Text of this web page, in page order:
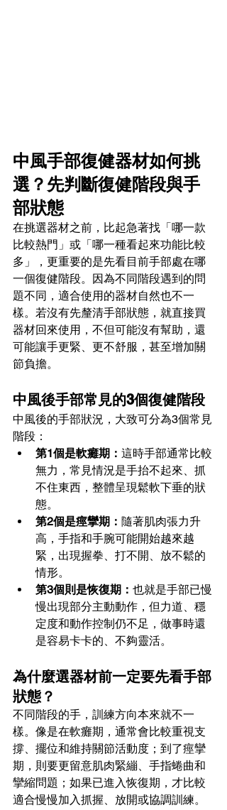
中風手部復健器材如何挑
選？先判斷復健階段與手
部狀態
在挑選器材之前，比起急著找「哪一款
比較熱門」或「哪一種看起來功能比較
多」，更重要的是先看目前手部處在哪
一個復健階段。因為不同階段遇到的問
題不同，適合使用的器材自然也不一
樣。若沒有先釐清手部狀態，就直接買
器材回來使用，不但可能沒有幫助，還
可能讓手更緊、更不舒服，甚至增加關
節負擔。
中風後手部常見的3個復健階段
中風後的手部狀況，大致可分為3個常見
階段：
第1個是軟癱期： 這時手部通常比較
無力，常見情況是手抬不起來、抓
不住東西，整體呈現鬆軟下垂的狀
態。
第2個是痙攣期： 隨著肌肉張力升
高，手指和手腕可能開始越來越
緊，出現握拳、打不開、放不鬆的
情形。
第3個則是恢復期： 也就是手部已慢
慢出現部分主動動作，但力道、穩
定度和動作控制仍不足，做事時還
是容易卡卡的、不夠靈活。
為什麼選器材前一定要先看手部
狀態？
不同階段的手，訓練方向本來就不一
樣。像是在軟癱期，通常會比較重視支
撐、擺位和維持關節活動度；到了痙攣
期，則要更留意肌肉緊繃、手指蜷曲和
攣縮問題；如果已進入恢復期，才比較
適合慢慢加入抓握、放開或協調訓練。